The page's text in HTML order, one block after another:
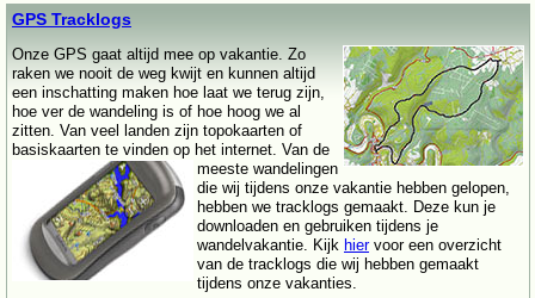
GPS Tracklogs
Onze GPS gaat altijd mee op vakantie. Zo
raken we nooit de weg kwijt en kunnen altijd
een inschatting maken hoe laat we terug zijn,
hoe ver de wandeling is of hoe hoog we al
zitten. Van veel landen zijn topokaarten of
basiskaarten te vinden op het internet. Van de
meeste wandelingen
die wij tijdens onze vakantie hebben gelopen,
hebben we tracklogs gemaakt. Deze kun je
downloaden en gebruiken tijdens je
wandelvakantie. Kijk hiervoor een overzicht
van de tracklogs die wij hebben gemaakt
tijdens onze vakanties.